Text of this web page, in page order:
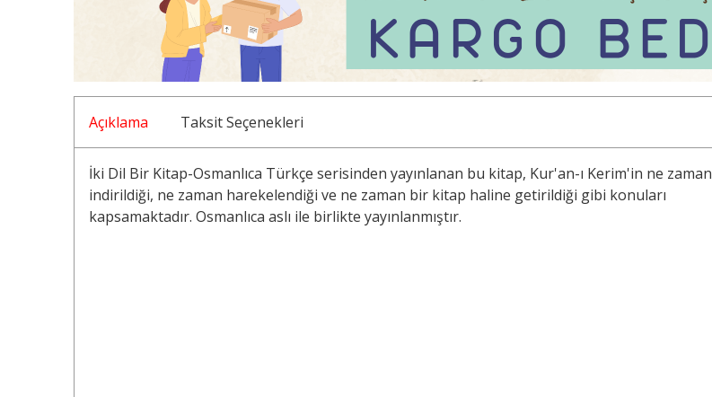
Açıklama Taksit Seçenekleri
İki Dil Bir Kitap-Osmanlıca Türkçe serisinden yayınlanan bu kitap, Kur'an-ı Kerim'in ne zaman
indirildiği, ne zaman harekelendiği ve ne zaman bir kitap haline getirildiği gibi konuları
kapsamaktadır. Osmanlıca aslı ile birlikte yayınlanmıştır.